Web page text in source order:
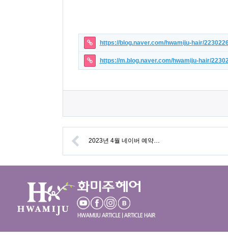
https://blog.naver.com/hwamiju-hair/
https://m.blog.naver.com/hwamiju-hair/
2023년 4월 네이버 예약…